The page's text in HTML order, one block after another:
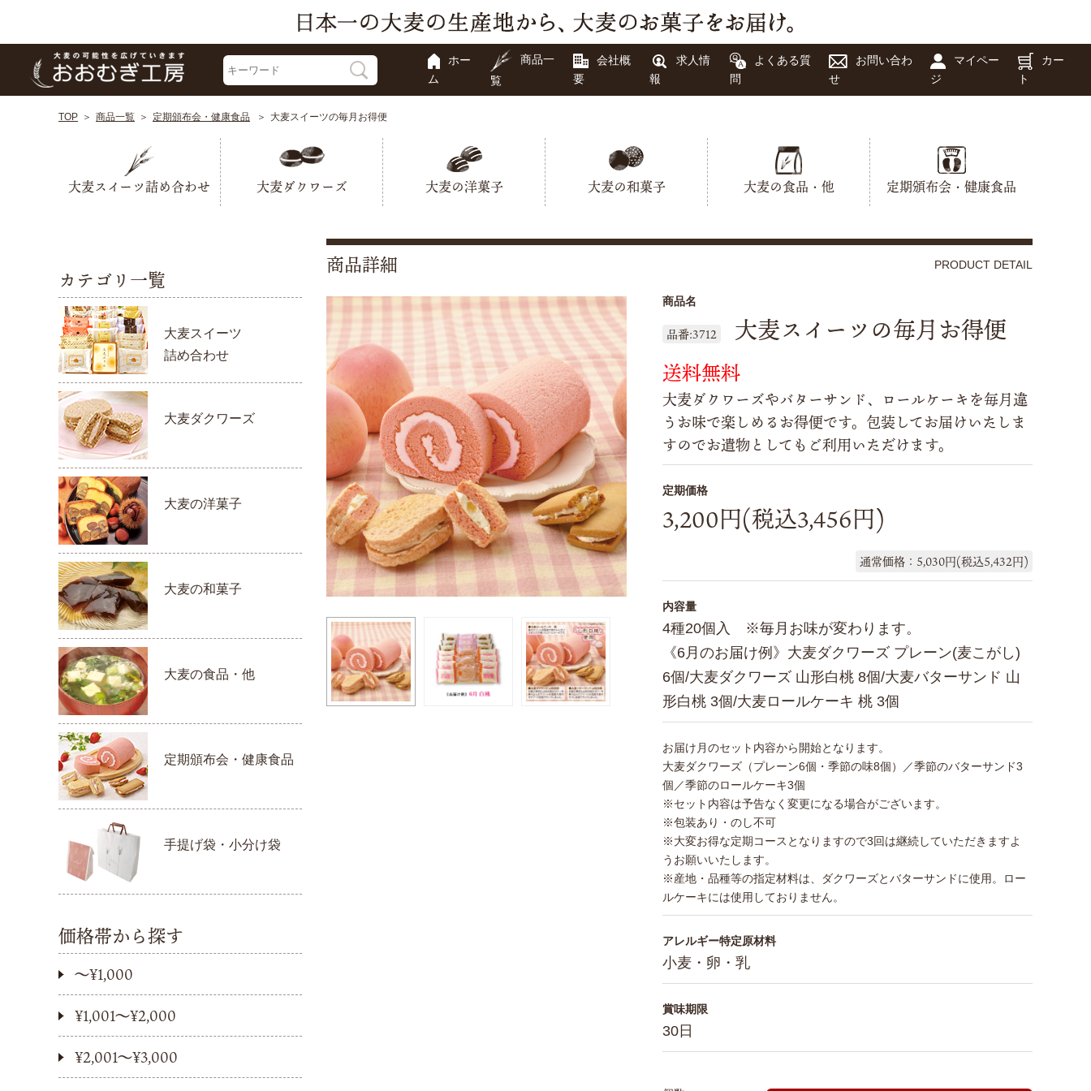
ホー
ム
商品一
覧
会社概
要
求人情
報
よくある質
問
お問い合わ
せ
マイペー
ジ
カー
ト
TOP 商品一覧 定期頒布会・健康食品 大麦スイーツの毎月お得便
大麦スイーツ詰め合わせ 大麦ダクワーズ 大麦の洋菓子 大麦の和菓子 大麦の食品・他 定期頒布会・健康食品
商品詳細 PRODUCT DETAIL
商品名
品番:3712 大麦スイーツの毎月お得便
送料無料
大麦ダクワーズやバターサンド、ロールケーキを毎月違
うお味で楽しめるお得便です。包装してお届けいたしま
すのでお遣物としてもご利用いただけます。
定期価格
3,200円(税込3,456円)
通常価格：5,030円(税込5,432円)
内容量
4種20個入 ※毎月お味が変わります。
《6月のお届け例》大麦ダクワーズ プレーン(麦こがし)
6個/大麦ダクワーズ 山形白桃 8個/大麦バターサンド 山
形白桃 3個/大麦ロールケーキ 桃 3個
お届け月のセット内容から開始となります。
大麦ダクワーズ（プレーン6個・季節の味8個）／季節のバターサンド3
個／季節のロールケーキ3個
※セット内容は予告なく変更になる場合がございます。
※包装あり・のし不可
※大変お得な定期コースとなりますので3回は継続していただきますよ
うお願いいたします。
※産地・品種等の指定材料は、ダクワーズとバターサンドに使用。ロー
ルケーキには使用しておりません。
アレルギー特定原材料
小麦・卵・乳
賞味期限
30日
カテゴリ一覧
大麦スイーツ
詰め合わせ
大麦ダクワーズ
大麦の洋菓子
大麦の和菓子
大麦の食品・他
定期頒布会・健康食品
手提げ袋・小分け袋
価格帯から探す
〜¥1,000
¥1,001〜¥2,000
¥2,001〜¥3,000